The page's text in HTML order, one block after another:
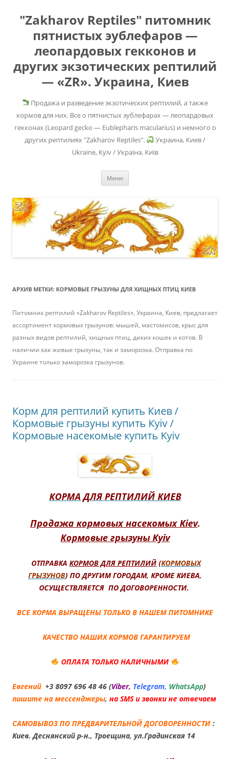
"Zakharov Reptiles" питомник
пятнистых эублефаров —
леопардовых гекконов и
других экзотических рептилий
— «ZR». Украина, Киев
Продажа и разведение экзотических рептилий, а также
кормов для них. Все о пятнистых эублефарах — леопардовых
гекконах (Leopard gecko — Eublepharis macularius) и немного о
других рептилиях "Zakharov Reptiles".
Украина, Киев /
Ukraine, Kyiv / Україна, Київ
Меню
АРХИВ МЕТКИ: КОРМОВЫЕ ГРЫЗУНЫ ДЛЯ ХИЩНЫХ ПТИЦ КИЕВ
Питомник рептилий «Zakharov Reptiles», Украина, Киев, предлагает
ассортимент кормовых грызунов: мышей, мастомисов, крыс для
разных видов рептилий, хищных птиц, диких кошек и котов. В
наличии как живые грызуны, так и заморозка. Отправка по
Украине только заморозка грызунов.
Корм для рептилий купить Киев /
Кормовые грызуны купить Кyiv /
Кормовые насекомые купить Kyiv
КОРМА ДЛЯ РЕПТИЛИЙ КИЕВ
Продажа кормовых насекомых Kiev.
Кормовые грызуны Kyiv
ОТПРАВКА КОРМОВ ДЛЯ РЕПТИЛИЙ (КОРМОВЫХ
ГРЫЗУНОВ) ПО ДРУГИМ ГОРОДАМ, КРОМЕ КИЕВА,
ОСУЩЕСТВЛЯЕТСЯ ПО ДОГОВОРЕННОСТИ.
ВСЕ КОРМА ВЫРАЩЕНЫ ТОЛЬКО В НАШЕМ ПИТОМНИКЕ
КАЧЕСТВО НАШИХ КОРМОВ ГАРАНТИРУЕМ
ОПЛАТА ТОЛЬКО НАЛИЧНЫМИ
Евгений +3 8097 696 48 46 (Viber, Telegram, WhatsApp)
пишите на мессенджеры, на SMS и звонки не отвечаем
САМОВЫВОЗ ПО ПРЕДВАРИТЕЛЬНОЙ ДОГОВОРЕННОСТИ :
Киев. Деснянский р-н., Троещина, ул.Градинская 14